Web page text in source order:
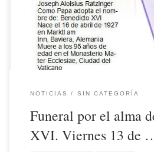
NOTICIAS SIN CATEGORÍA
Funeral por el alma
XVI. Viernes 13 de